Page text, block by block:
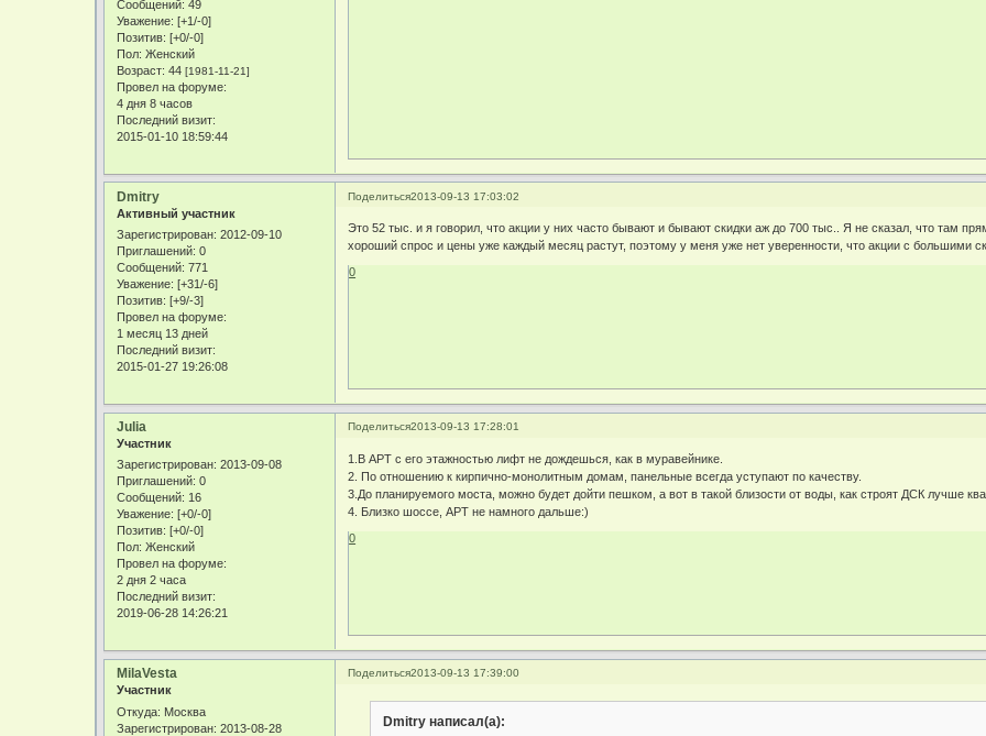
Сообщений: 49
Уважение: [+1/-0]
Позитив: [+0/-0]
Пол: Женский
Возраст: 44[1981-11-21]
Провел на форуме:
4 дня 8 часов
Последний визит:
2015-01-10 18:59:44
Поделиться2013-09-13 17:03:02
Dmitry
Активный участник
Зарегистрирован: 2012-09-10
Приглашений: 0
Сообщений: 771
Уважение: [+31/-6]
Позитив: [+9/-3]
Провел на форуме:
1 месяц 13 дней
Последний визит:
2015-01-27 19:26:08
Это 52 тыс. и я говорил, что акции у них часто бывают и бывают скидки аж до 700 тыс.. Я не сказал, что там
хороший спрос и цены уже каждый месяц растут, поэтому у меня уже нет уверенности, что акции с большими
0
Поделиться2013-09-13 17:28:01
Julia
Участник
Зарегистрирован: 2013-09-08
Приглашений: 0
Сообщений: 16
Уважение: [+0/-0]
Позитив: [+0/-0]
Пол: Женский
Провел на форуме:
2 дня 2 часа
Последний визит:
2019-06-28 14:26:21
1.В АРТ с его этажностью лифт не дождешься, как в муравейнике.
2. По отношению к кирпично-монолитным домам, панельные всегда уступают по качеству.
3.До планируемого моста, можно будет дойти пешком, а вот в такой близости от воды, как строят ДСК лучше
4. Близко шоссе, АРТ не намного дальше:)
0
Поделиться2013-09-13 17:39:00
MilaVesta
Участник
Откуда: Москва
Зарегистрирован: 2013-08-28
Dmitry написал(а):